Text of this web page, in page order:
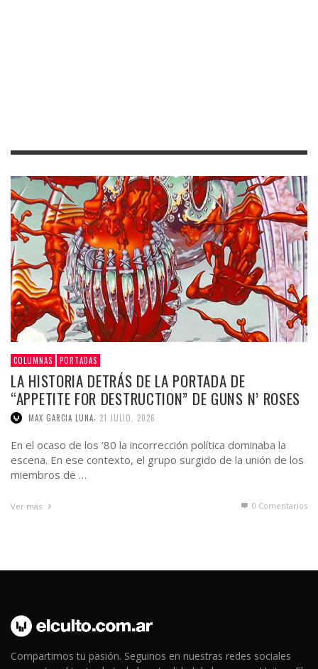
COLUMNAS PORTADAS
LA HISTORIA DETRÁS DE LA PORTADA DE
“APPETITE FOR DESTRUCTION” DE GUNS N’ ROSES
MAX GARCIA LUNA, 21 JULIO, 2026
En el ocaso de los ’80 la incorrección política dominaba la
escena. En ese contexto, el grupo surgido de la unión de los
miembros de …
Ver más 0 Comentarios
Compartimos tu pasión. Seguinos en nuestras redes sociales